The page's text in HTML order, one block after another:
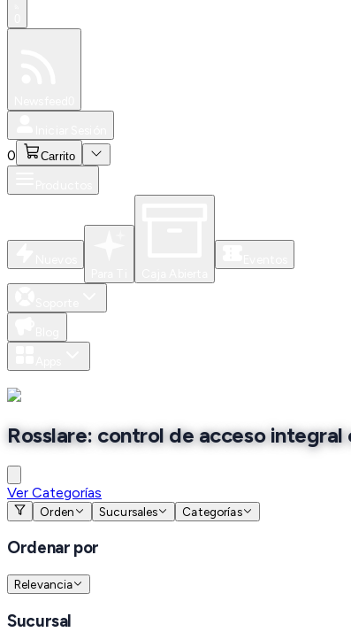
0 Carrito
Rosslare: control de acceso
Ver Categorías
Orden Sucursales Categorías
Ordenar por
Relevancia
Sucursal